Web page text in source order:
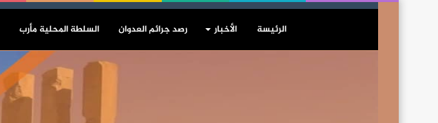
الرئيسة الأخبار رصد جرائم العدوان السلطة المحلية مأرب